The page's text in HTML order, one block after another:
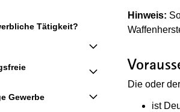
Tätigkeit?
Gewerbe
Hinweis:
Die oder
ist